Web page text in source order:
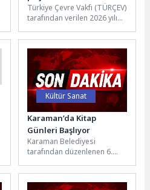
Bayraklar göndere
çekildi
Türkiye Çevre Vakfı (TÜRÇEV)
tarafından verilen 2026 yılı
Ayvalık, Balıkesir'in en fazla...
Kültür Sanat
Karaman’da Kitap
Günleri Başlıyor
Karaman Belediyesi
tarafından düzenlenen 6.
tarihleri arasında Lütfi Elvan
Fuar ve...